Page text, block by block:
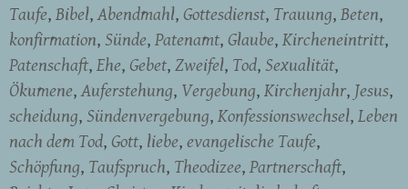
Taufe Bibel Abendmahl Gottesdienst Trauung Beten
konfirmation Sünde Patenamt Glaube Kircheneintritt
Patenschaft Ehe Gebet Zweifel Tod Sexualität
Ökumene Auferstehung Vergebung Kirchenjahr Jesus
scheidung Sündenvergebung Konfessionswechsel Leben
nach dem Tod Gott liebe evangelische Taufe
Schöpfung Taufspruch Theodizee Partnerschaft